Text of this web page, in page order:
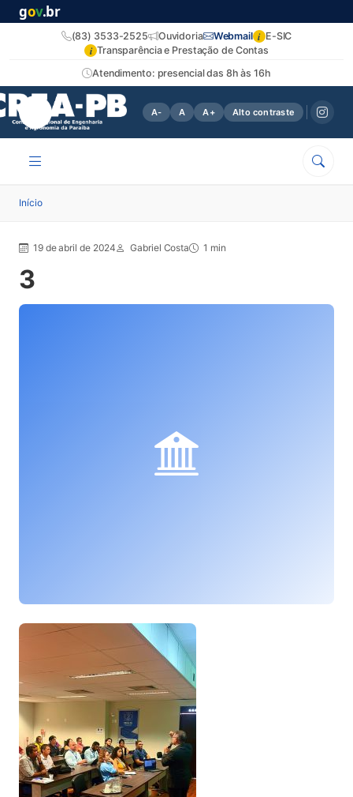
gov.br
Atendimento: presencial das 8h às 16h
(83) 3533-2525 Ouvidoria Webmail i E-SIC
i Transparência e Prestação de Contas
A- A A+ Alto contraste
Início
19 de abril de 2024 Gabriel Costa 1 min
3